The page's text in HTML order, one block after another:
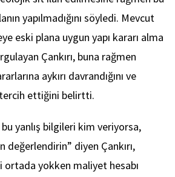
yapılmadığını söyledi. Mevcut
eski plana uygun yapı kararı alma
Çankırı, buna rağmen
aykırı davrandığını ve
ettiğini belirtti.
bu yanlış bilgileri kim veriyorsa,
değerlendirin” diyen Çankırı,
yokken maliyet hesabı